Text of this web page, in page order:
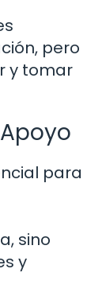
pero
y tomar
para
sino
y